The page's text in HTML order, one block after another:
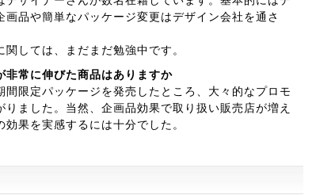
品や簡単なパッケージ変更はデザイン会社を通さ
しては、まだまだ勉強中です。
常に伸びた商品はありますか
限定パッケージを発売したところ、大々的なプロモ
ました。当然、企画品効果で取り扱い販売店が増え
果を実感するには十分でした。